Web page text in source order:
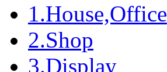
1.House,Office
2.Shop
3.Display